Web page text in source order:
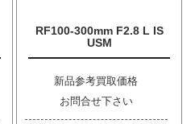
RF100-300mm F2.8 L IS
USM
新品参考買取価格
お問合せ下さい